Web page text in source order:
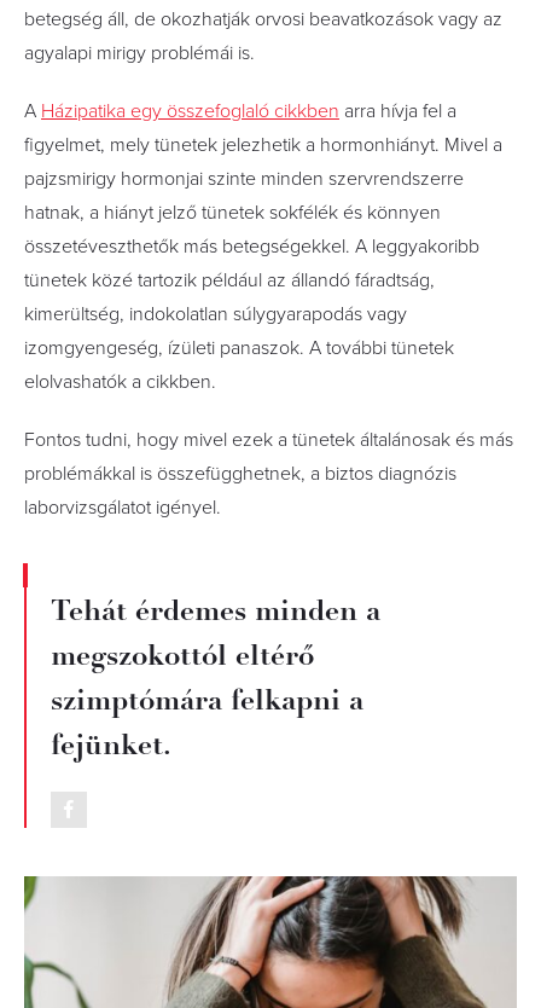
betegség áll, de okozhatják orvosi beavatkozások vagy az
agyalapi mirigy problémái is.
A Házipatika egy összefoglaló cikkben arra hívja fel a
figyelmet, mely tünetek jelezhetik a hormonhiányt. Mivel a
pajzsmirigy hormonjai szinte minden szervrendszerre
hatnak, a hiányt jelző tünetek sokfélék és könnyen
összetéveszthetők más betegségekkel. A leggyakoribb
tünetek közé tartozik például az állandó fáradtság,
kimerültség, indokolatlan súlygyarapodás vagy
izomgyengeség, ízületi panaszok. A további tünetek
elolvashatók a cikkben.
Fontos tudni, hogy mivel ezek a tünetek általánosak és más
problémákkal is összefügghetnek, a biztos diagnózis
laborvizsgálatot igényel.
Tehát érdemes minden a
megszokottól eltérő
szimptómára felkapni a
fejünket.